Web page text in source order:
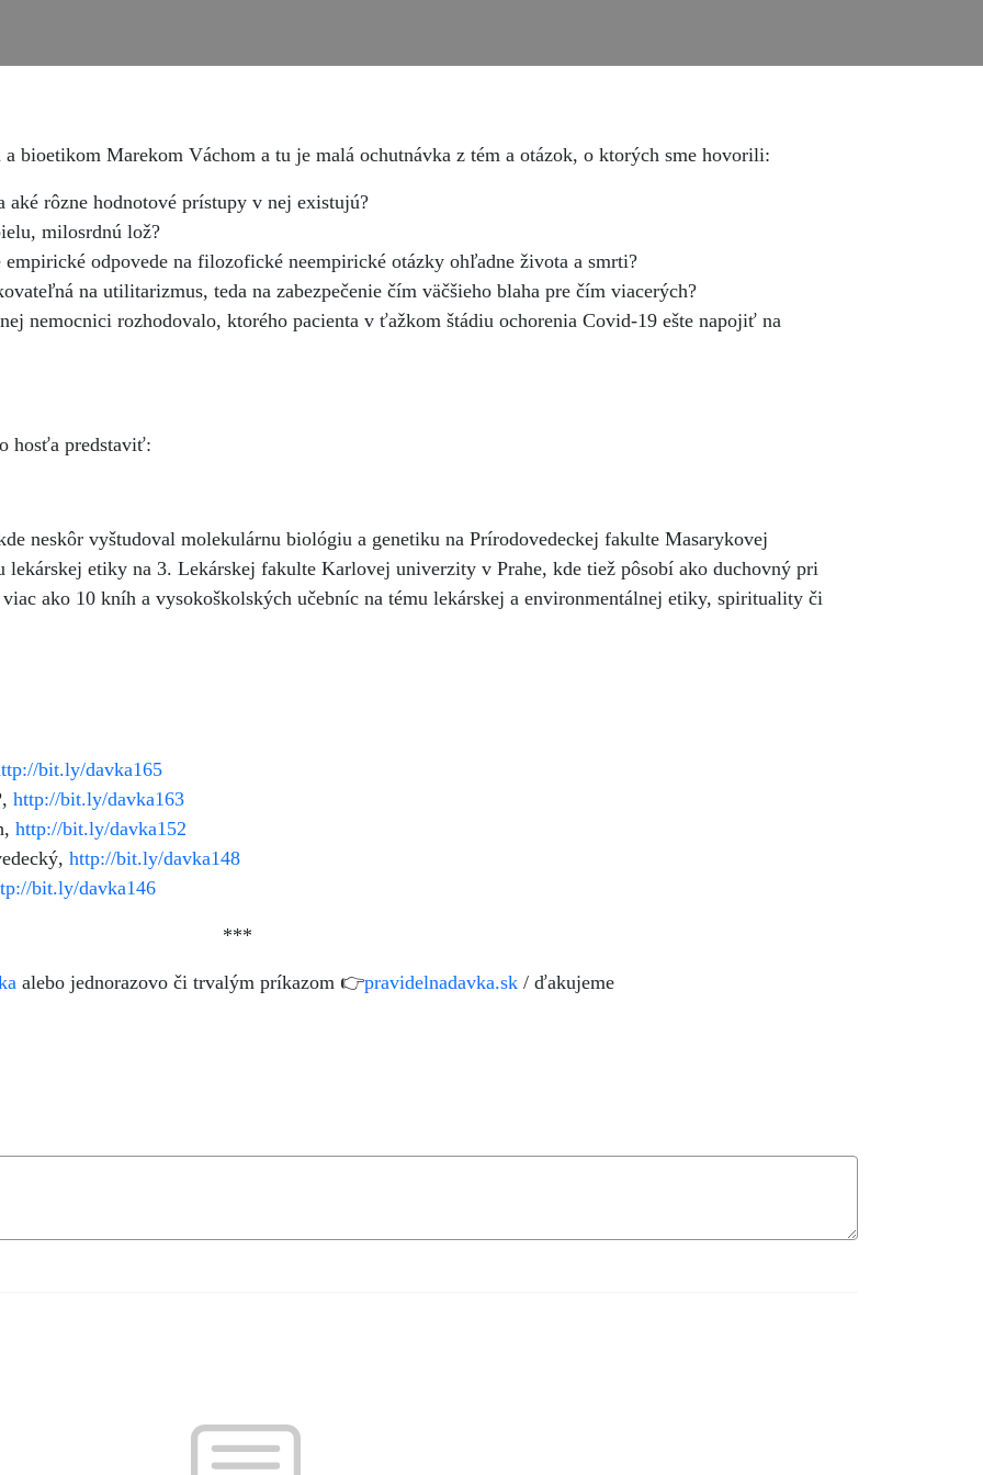
bioetikom Marekom Váchom a tu je malá ochutnávka z tém a otázok, o ktorých sme hovorili:
rôzne hodnotové prístupy v nej existujú?
milosrdnú lož?
odpovede na filozofické neempirické otázky ohľadne života a smrti?
na utilitarizmus, teda na zabezpečenie čím väčšieho blaha pre čím viacerých?
nemocnici rozhodovalo, ktorého pacienta v ťažkom štádiu ochorenia Covid-19 ešte napojiť na
hosťa predstaviť:
neskôr vyštudoval molekulárnu biológiu a genetiku na Prírodovedeckej fakulte Masarykovej
lekárskej etiky na 3. Lekárskej fakulte Karlovej univerzity v Prahe, kde tiež pôsobí ako duchovný pri
ako 10 kníh a vysokoškolských učebníc na tému lekárskej a environmentálnej etiky, spirituality či
bit.ly/davka165
http://bit.ly/davka163
http://bit.ly/davka152
http://bit.ly/davka148
bit.ly/davka146
***
alebo jednorazovo či trvalým príkazom 👉pravidelnadavka.sk / ďakujeme